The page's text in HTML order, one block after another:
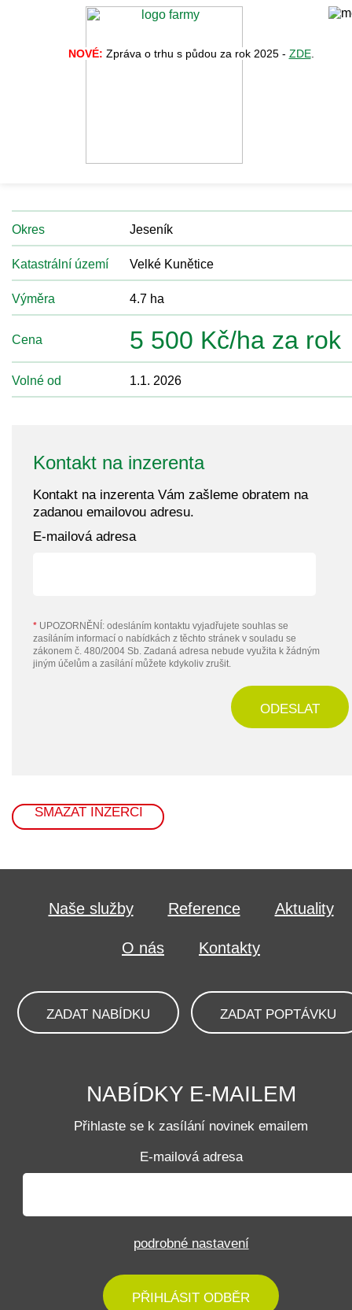
NOVÉ: Zpráva o trhu s půdou za rok 2025 - ZDE.
Okres Jeseník
Katastrální území Velké Kunětice
Výměra 4.7 ha
Cena 5 500 Kč/ha za rok
Volné od 1.1. 2026
Kontakt na inzerenta
Kontakt na inzerenta Vám zašleme obratem na
zadanou emailovou adresu.
E-mailová adresa
* UPOZORNĚNÍ: odesláním kontaktu vyjadřujete souhlas se
zasíláním informací o nabídkách z těchto stránek v souladu se
zákonem č. 480/2004 Sb. Zadaná adresa nebude využita k žádným
jiným účelům a zasílání můžete kdykoliv zrušit.
ODESLAT
SMAZAT INZERCI
Naše služby Reference Aktuality
O nás Kontakty
ZADAT NABÍDKU ZADAT POPTÁVKU
NABÍDKY E-MAILEM
Přihlaste se k zasílání novinek emailem
E-mailová adresa
podrobné nastavení
PŘIHLÁSIT ODBĚR